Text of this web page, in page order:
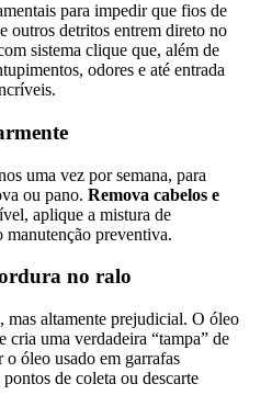
para impedir que fios de
outros detritos entrem direto no
sistema clique que, além de
odores e até entrada
uma vez por semana, para
ou pano. Remova cabelos e
aplique a mistura de
preventiva.
no ralo
mas altamente prejudicial. O óleo
cria uma verdadeira “tampa” de
o óleo usado em garrafas
de coleta ou descarte